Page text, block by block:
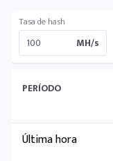
Tasa de hash
MH/s
PERÍODO
Última hora